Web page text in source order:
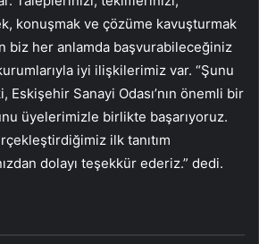
konuşmak ve çözüme kavuşturmak
biz her anlamda başvurabileceğiniz
iyi ilişkilerimiz var. “Şunu
Eskişehir Sanayi Odası’nın önemli bir
üyelerimizle birlikte başarıyoruz.
ilk tanıtım
dolayı teşekkür ederiz.” dedi.